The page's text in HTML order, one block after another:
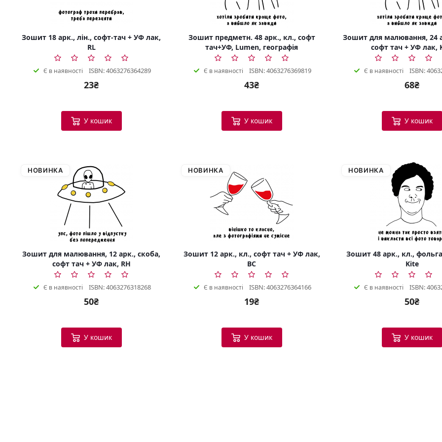
Зошит 18 арк., лін., софт-тач + УФ лак,
RL
Є в наявності ISBN: 4063276364289
23₴
У кошик
Зошит предметн. 48 арк., кл., софт
тач+УФ, Lumen, географія
Є в наявності ISBN: 4063276369819
43₴
У кошик
Зошит для малювання, 24
софт тач + УФ лак,
Є в наявності ISBN:
68₴
У кошик
НОВИНКА
Зошит для малювання, 12 арк., скоба,
софт тач + УФ лак, RH
Є в наявності ISBN: 4063276318268
50₴
У кошик
НОВИНКА
Зошит 12 арк., кл., софт тач + УФ лак,
BC
Є в наявності ISBN: 4063276364166
19₴
У кошик
НОВИНКА
Зошит 48 арк., кл.,
Kite
Є в наявності ISBN:
50₴
У кошик